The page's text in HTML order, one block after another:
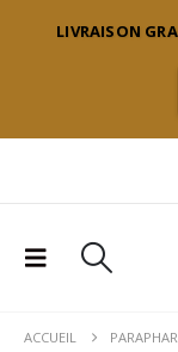
LIVRAISON
ACCUEIL